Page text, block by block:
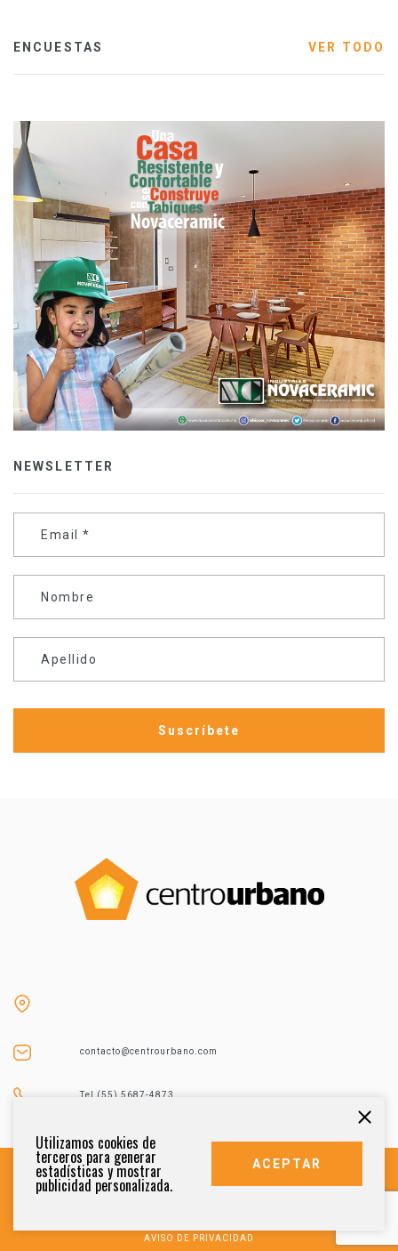
ENCUESTAS VER TODO
NEWSLETTER
Email *
Nombre
Apellido
contacto@centrourbano.com
Tel (55) 5687-4873
AVISO DE PRIVACIDAD
Utilizamos cookies de
terceros para generar
estadísticas y mostrar
publicidad personalizada.
ACEPTAR